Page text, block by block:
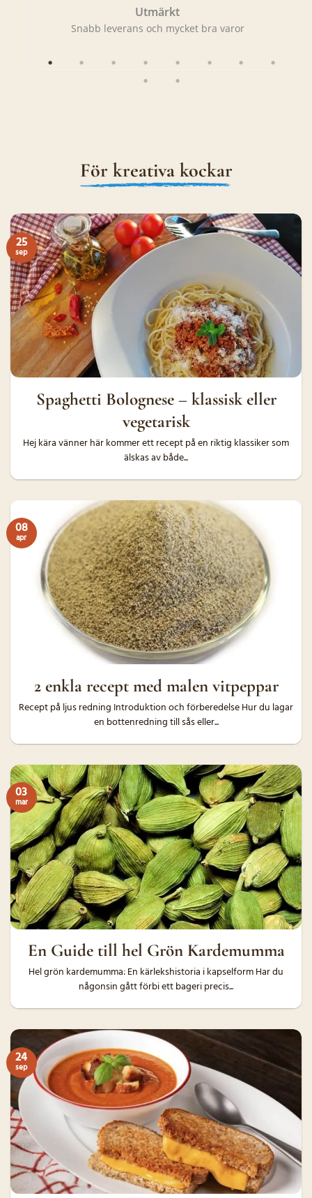
Utmärkt
Snabb leverans och mycket bra varor
För kreativa kockar
Spaghetti Bolognese – klassisk eller
vegetarisk
Hej kära vänner här kommer ett recept på en riktig klassiker som
älskas av både...
25
sep
2 enkla recept med malen vitpeppar
Recept på ljus redning Introduktion och förberedelse Hur du lagar
en bottenredning till sås eller...
08
apr
En Guide till hel Grön Kardemumma
Hel grön kardemumma: En kärlekshistoria i kapselform Har du
någonsin gått förbi ett bageri precis...
03
mar
24
sep